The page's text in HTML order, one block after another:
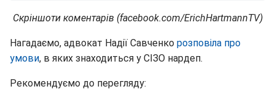
Скріншоти коментарів (facebook.com/ErichHartmannTV)
Нагадаємо, адвокат Надії Савченко розповіла про
умови, в яких знаходиться у СІЗО нардеп.
Рекомендуємо до перегляду: